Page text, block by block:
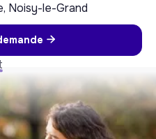
Noisy-le-Grand
